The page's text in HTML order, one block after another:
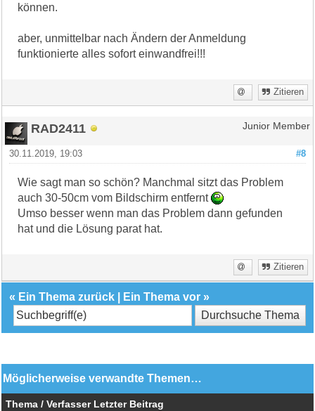
können.
aber, unmittelbar nach Ändern der Anmeldung
funktionierte alles sofort einwandfrei!!!
Zitieren
RAD2411 Junior Member
#8
30.11.2019, 19:03
Wie sagt man so schön? Manchmal sitzt das Problem
auch 30-50cm vom Bildschirm entfernt
Umso besser wenn man das Problem dann gefunden
hat und die Lösung parat hat.
Zitieren
« Ein Thema zurück Ein Thema vor »
Möglicherweise verwandte Themen…
Thema / Verfasser Letzter Beitrag